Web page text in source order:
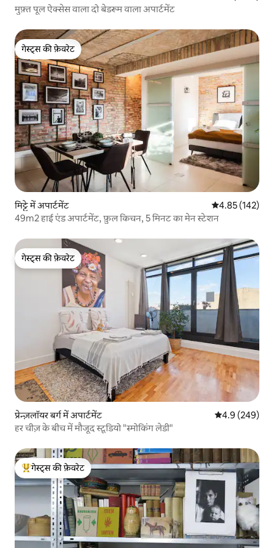
मुफ़्त पूल ऐक्सेस वाला दो बेडरूम वाला अपार्टमेंट
गेस्ट्स की फ़ेवरेट
गेस्ट्स की फ़ेवरेट
मिट्टे में अपार्टमेंट औसत रेटिंग 5 में से
4.85 (142)
49m2 हाई एंड अपार्टमेंट, फ़ुल किचन, 5 मिनट का मेन स्टेशन
गेस्ट्स की फ़ेवरेट
गेस्ट्स की फ़ेवरेट
प्रेन्ज़लॉयर बर्ग में अपार्टमेंट औसत रेटिंग 5 में
4.9 (249)
हर चीज़ के बीच में मौजूद स्टूडियो "स्मोकिंग लेडी"
गेस्ट्स का टॉप फ़ेवरेट
गेस्ट्स की फ़ेवरेट